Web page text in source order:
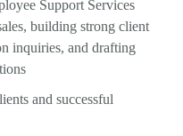
Support Services
building strong client
inquiries, and drafting
and successful